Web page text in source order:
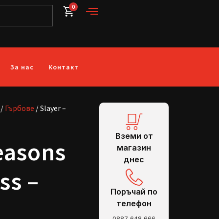
0
За нас Контакт
Гърбове / Slayer –
–
Вземи от
магазин
днес
Поръчай по
телефон